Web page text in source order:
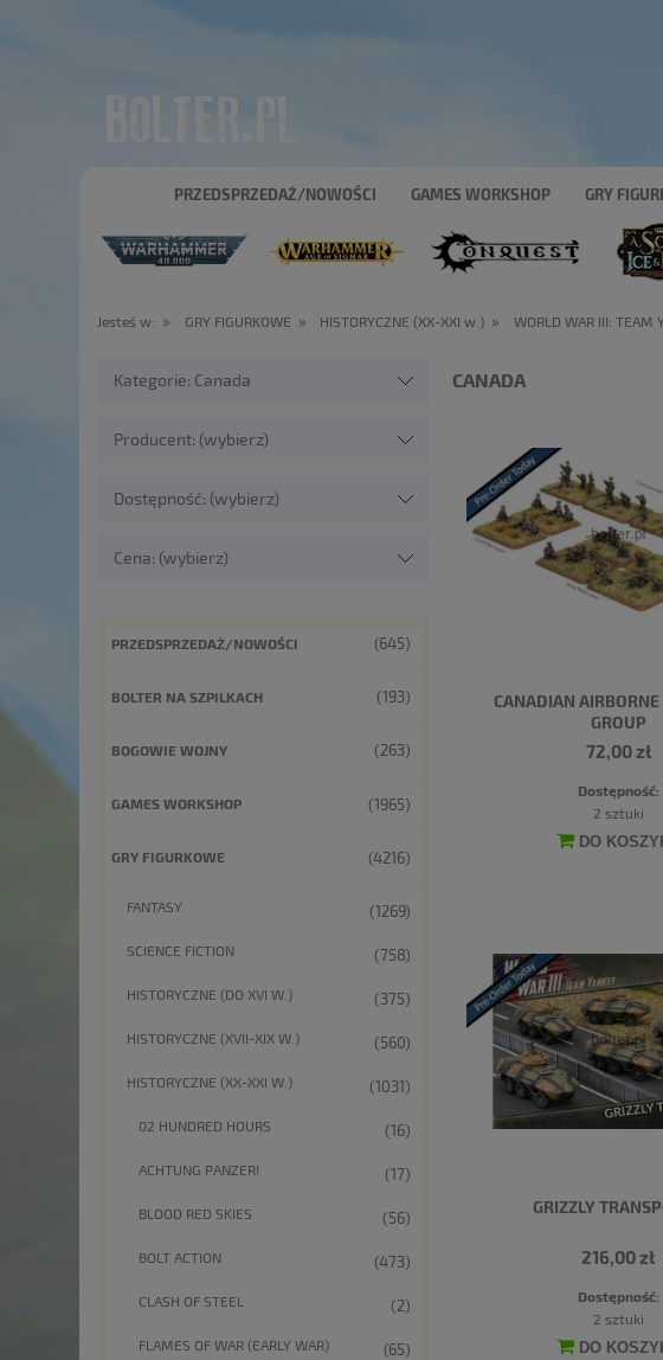
PRZEDSPRZEDAŻ/NOWOŚCI GAMES WORKSHOP GRY
Jesteś w: » GRY FIGURKOWE » HISTORYCZNE (XX-XXI w.) » WORLD WAR III: TEAM
Kategorie: Canada
Producent: (wybierz)
Dostępność: (wybierz)
Cena: (wybierz)
PRZEDSPRZEDAŻ/NOWOŚCI (645)
BOLTER NA SZPILKACH (193)
BOGOWIE WOJNY (263)
GAMES WORKSHOP (1965)
GRY FIGURKOWE (4216)
FANTASY (1269)
SCIENCE FICTION (758)
HISTORYCZNE (DO XVI W.) (375)
HISTORYCZNE (XVII-XIX W.) (560)
HISTORYCZNE (XX-XXI W.) (1031)
02 HUNDRED HOURS (16)
ACHTUNG PANZER! (17)
BLOOD RED SKIES (56)
BOLT ACTION (473)
CLASH OF STEEL (2)
FLAMES OF WAR (EARLY WAR) (65)
CANADA
CANADIAN
GROUP
72,00 zł
Dostępność:
2 sztuki
DO
GRIZZLY
216,00 zł
Dostępność:
2 sztuki
DO